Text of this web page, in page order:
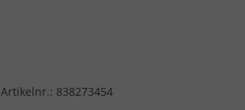
Artikelnr.: 838273454